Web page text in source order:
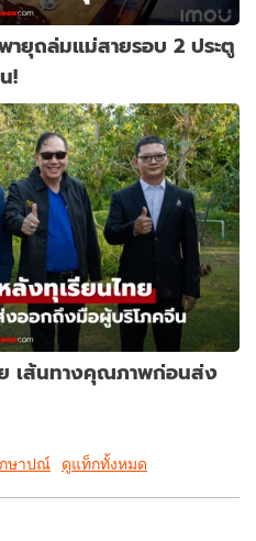
ายุถล่มแม่สายรอบ 2 ประตู
!
ย เส้นทางคุณภาพก่อนส่ง
ษาปณ์ ดูแท็กทั้งหมด